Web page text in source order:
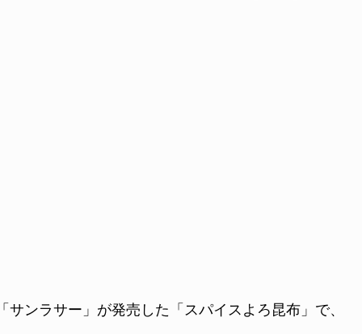
ンラサー」が発売した「スパイスよろ昆布」で、